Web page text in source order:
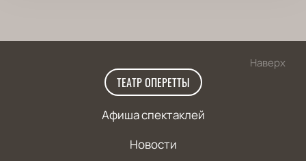
Наверх
ТЕАТР ОПЕРЕТТЫ
Афиша спектаклей
Новости